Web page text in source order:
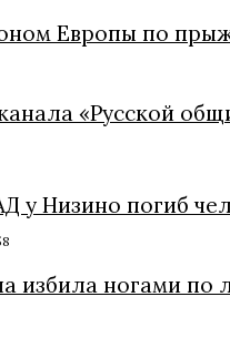
Европы по
«Русской
у Низино погиб
избила ногами